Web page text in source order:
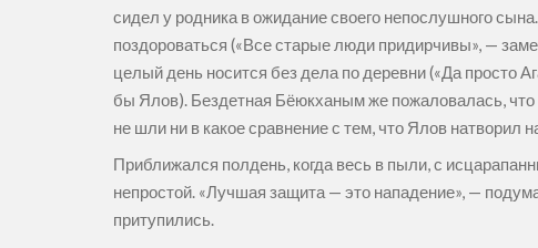
сидел у родника в ожидание своего непослушного
поздороваться («Все старые люди придирчивы», —
целый день носится без дела по деревни («Да просто
бы Ялов). Бездетная Бёюкханым же пожаловалась, что
не шли ни в какое сравнение с тем, что Ялов натворил
Приближался полдень, когда весь в пыли, с
непростой. «Лучшая защита — это нападение», —
притупились.